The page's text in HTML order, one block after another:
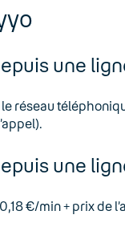
une
réseau
une
€/min + prix de